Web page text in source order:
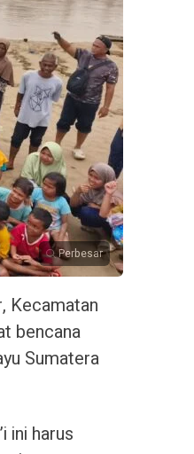
Perbesar
Kecamatan
bencana
Sumatera
ini harus